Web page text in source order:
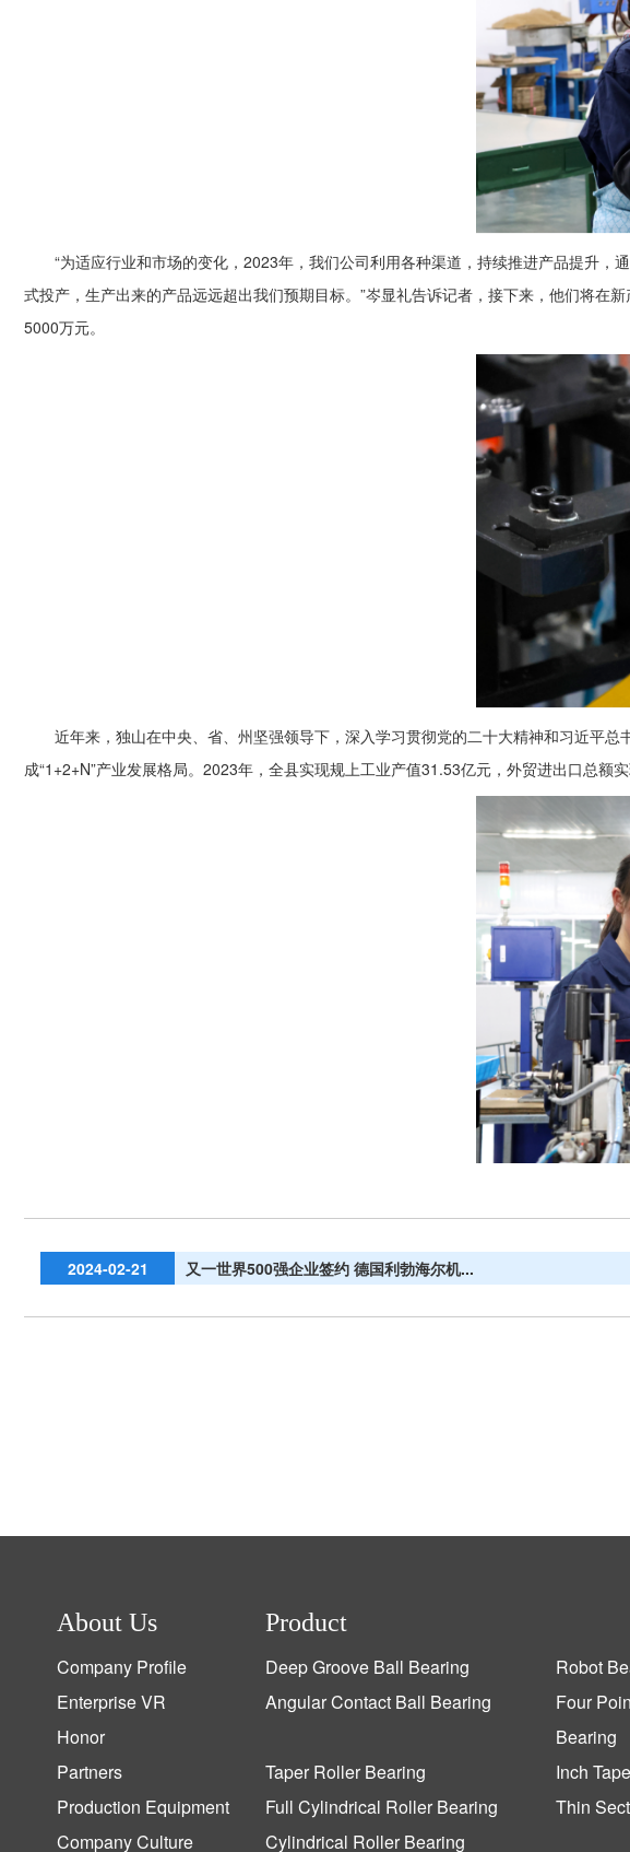
“为适应行业和市场的变化，2023年，我们公司利用各种渠道，持续推进产品提升
式投产，生产出来的产品远远超出我们预期目标。”岑显礼告诉记者，接下来，他们将
5000万元。
近年来，独山在中央、省、州坚强领导下，深入学习贯彻党的二十大精神和习近平
成“1+2+N”产业发展格局。2023年，全县实现规上工业产值31.53亿元，外贸进出口总额
2024-02-21 又一世界500强企业签约 德国利勃海尔机...
About Us
Company Profile
Enterprise VR
Honor
Partners
Production Equipment
Company Culture
Product
Deep Groove Ball Bearing
Robot
Angular Contact Ball Bearing
Four
Bearing
Taper Roller Bearing
Inch
Full Cylindrical Roller Bearing
Thin
Cylindrical Roller Bearing